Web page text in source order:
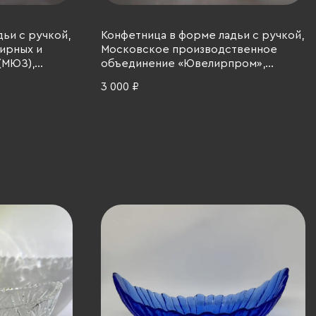
с ручкой,
и
Конфетница в форме ладьи с ручкой,
Московское производственное
объединение «Ювелирпром»,
3 000 ₽